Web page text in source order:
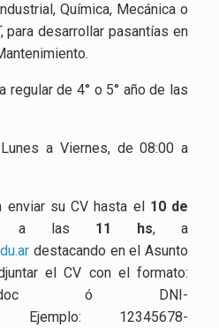
Química, Mecánica o
para desarrollar pasantías en
regular de 4° o 5° año de las
a Viernes, de 08:00 a
su CV hasta el 10 de
a las 11 hs, a
destacando en el Asunto
el CV con el formato:
ó DNI-
Ejemplo: 12345678-